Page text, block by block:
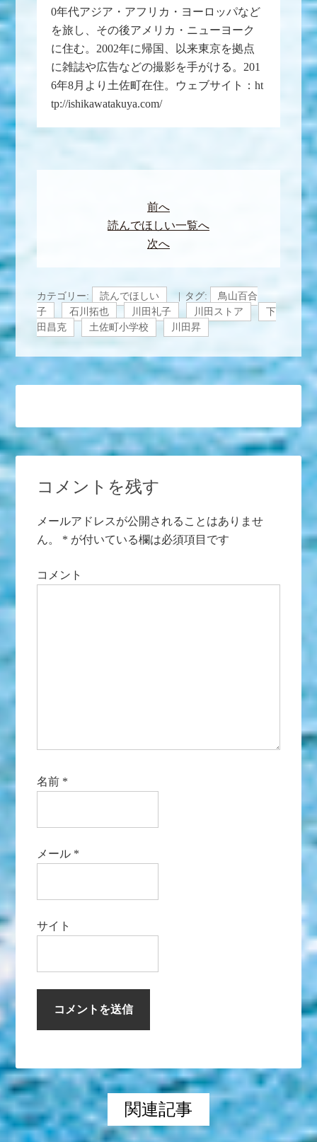
0年代アジア・アフリカ・ヨーロッパなど
を旅し、その後アメリカ・ニューヨーク
に住む。2002年に帰国、以来東京を拠点
に雑誌や広告などの撮影を手がける。201
6年8月より土佐町在住。ウェブサイト：ht
tp://ishikawatakuya.com/
前へ
読んでほしい一覧へ
次へ
カテゴリー: 読んでほしい タグ:
鳥山百合
子
石川拓也 川田礼子 川田ストア
下
田昌克
土佐町小学校 川田昇
コメントを残す
メールアドレスが公開されることはありませ
ん。
* が付いている欄は必須項目です
コメント
名前 *
メール *
サイト
関連記事